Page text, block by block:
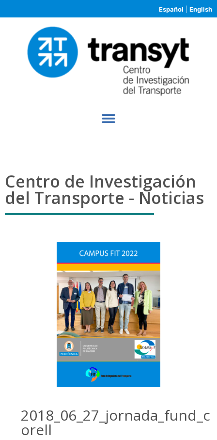
Español English
Centro de Investigación
del Transporte - Noticias
2018_06_27_jornada_fund_c
orell